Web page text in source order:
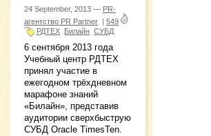
24 September, 2013 — PR-
агентство PR Partner | 549
РДТЕХ Билайн СУБД
6 сентября 2013 года
Учебный центр РДТЕХ
принял участие в
ежегодном трёхдневном
марафоне знаний
«Билайн», представив
аудитории сверхбыструю
СУБД Oracle TimesTen.